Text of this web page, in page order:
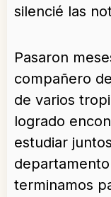
silencié las
Pasaron
compañero
de varios
logrado
estudiar
terminamos